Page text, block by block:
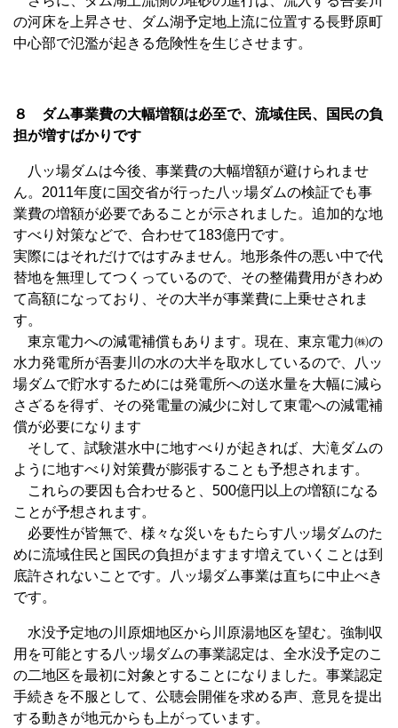
の河床を上昇させ、ダム湖予定地上流に位置する長野原町
中心部で氾濫が起きる危険性を生じさせます。
８ ダム事業費の大幅増額は必至で、流域住民、国民の負
担が増すばかりです
八ッ場ダムは今後、事業費の大幅増額が避けられませ
ん。2011年度に国交省が行った八ッ場ダムの検証でも事
業費の増額が必要であることが示されました。追加的な地
すべり対策などで、合わせて183億円です。
実際にはそれだけではすみません。地形条件の悪い中で代
替地を無理してつくっているので、その整備費用がきわめ
て高額になっており、その大半が事業費に上乗せされま
す。
東京電力への減電補償もあります。現在、東京電力㈱の
水力発電所が吾妻川の水の大半を取水しているので、八ッ
場ダムで貯水するためには発電所への送水量を大幅に減ら
さざるを得ず、その発電量の減少に対して東電への減電補
償が必要になります
そして、試験湛水中に地すべりが起きれば、大滝ダムの
ように地すべり対策費が膨張することも予想されます。
これらの要因も合わせると、500億円以上の増額になる
ことが予想されます。
必要性が皆無で、様々な災いをもたらす八ッ場ダムのた
めに流域住民と国民の負担がますます増えていくことは到
底許されないことです。八ッ場ダム事業は直ちに中止べき
です。
水没予定地の川原畑地区から川原湯地区を望む。強制収
用を可能とする八ッ場ダムの事業認定は、全水没予定のこ
の二地区を最初に対象とすることになりました。事業認定
手続きを不服として、公聴会開催を求める声、意見を提出
する動きが地元からも上がっています。